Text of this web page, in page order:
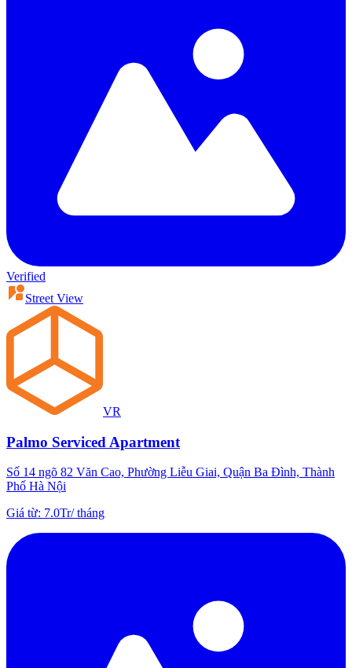
Verified
Street View
VR
Palmo Serviced Apartment
Số 14 ngõ 82 Văn Cao, Phường Liễu Giai, Quận Ba Đình, Thành
Phố Hà Nội
Giá từ: 7.0Tr/tháng